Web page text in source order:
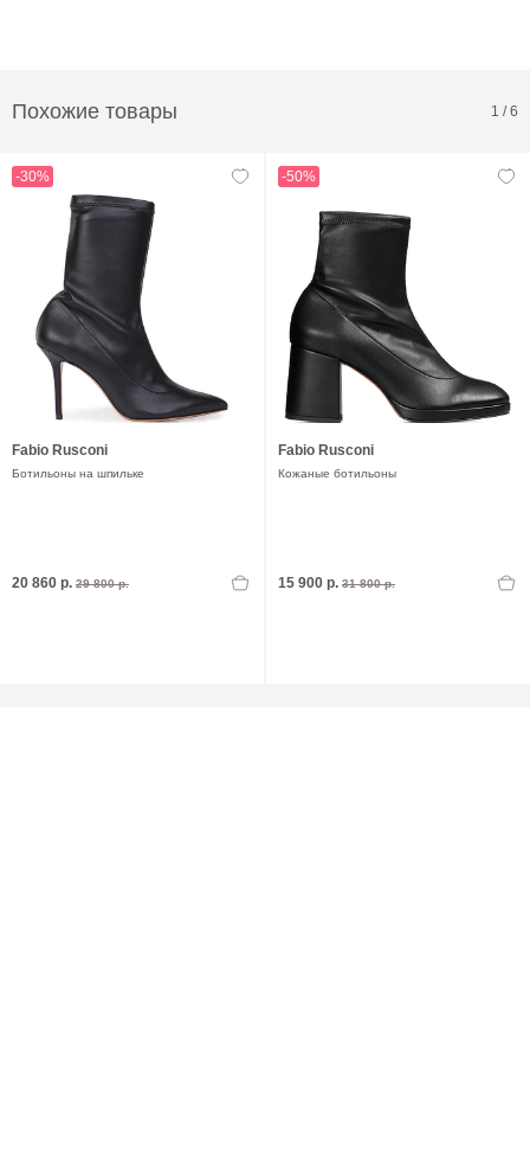
Похожие товары 1 /6
-30%
Fabio Rusconi
Ботильоны на шпильке
20 860 р. 29 800 р.
-50%
Fabio Rusconi
Кожаные ботильоны
15 900 р. 31 800 р.